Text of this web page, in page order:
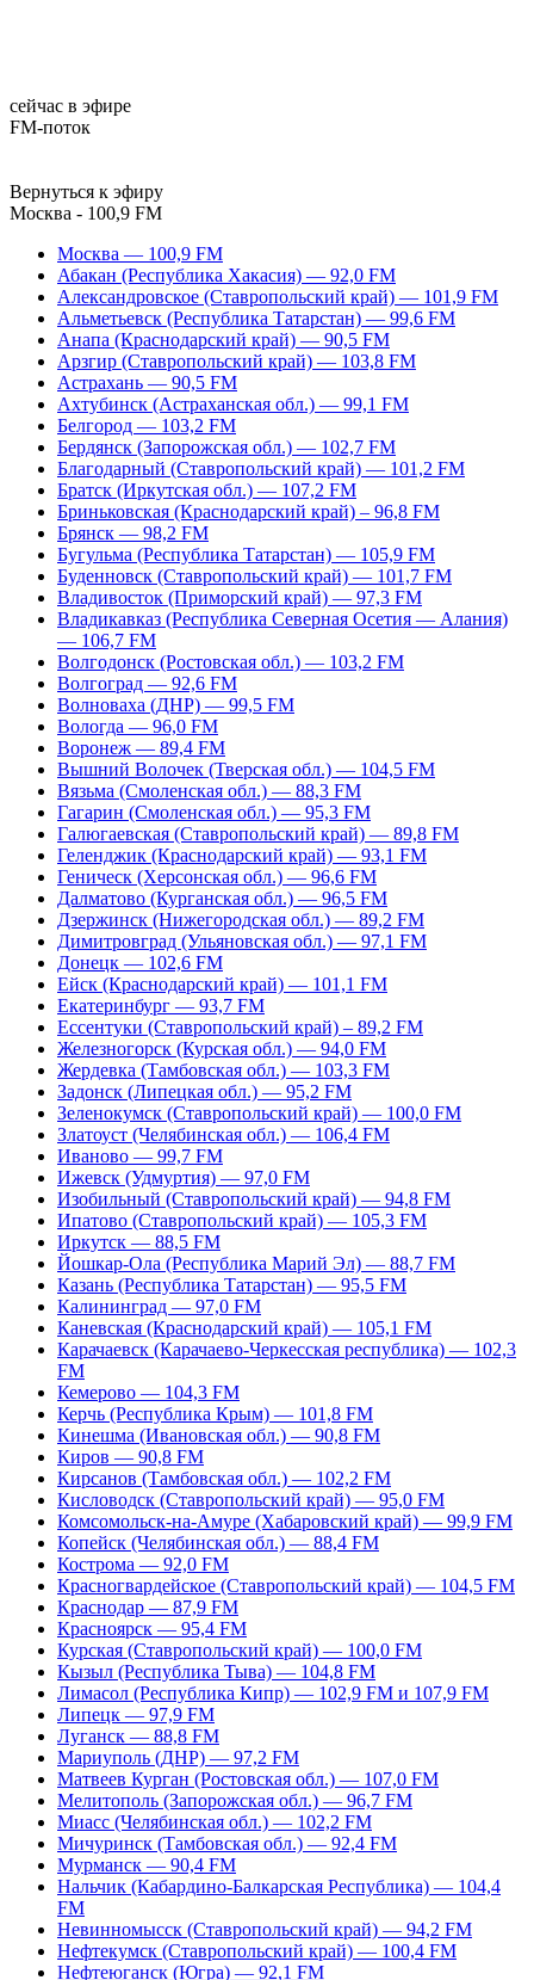
сейчас в эфире
FM-поток
Вернуться к эфиру
Москва - 100,9 FM
Москва — 100,9 FM
Абакан (Республика Хакасия) — 92,0 FM
Александровское (Ставропольский край) — 101,9 FM
Альметьевск (Республика Татарстан) — 99,6 FM
Анапа (Краснодарский край) — 90,5 FM
Арзгир (Ставропольский край) — 103,8 FM
Астрахань — 90,5 FM
Ахтубинск (Астраханская обл.) — 99,1 FM
Белгород — 103,2 FM
Бердянск (Запорожская обл.) — 102,7 FM
Благодарный (Ставропольский край) — 101,2 FM
Братск (Иркутская обл.) — 107,2 FM
Бриньковская (Краснодарский край) – 96,8 FM
Брянск — 98,2 FM
Бугульма (Республика Татарстан) — 105,9 FM
Буденновск (Ставропольский край) — 101,7 FM
Владивосток (Приморский край) — 97,3 FM
Владикавказ (Республика Северная Осетия — Алания)
— 106,7 FM
Волгодонск (Ростовская обл.) — 103,2 FM
Волгоград — 92,6 FM
Волноваха (ДНР) — 99,5 FM
Вологда — 96,0 FM
Воронеж — 89,4 FM
Вышний Волочек (Тверская обл.) — 104,5 FM
Вязьма (Смоленская обл.) — 88,3 FM
Гагарин (Смоленская обл.) — 95,3 FM
Галюгаевская (Ставропольский край) — 89,8 FM
Геленджик (Краснодарский край) — 93,1 FM
Геническ (Херсонская обл.) — 96,6 FM
Далматово (Курганская обл.) — 96,5 FM
Дзержинск (Нижегородская обл.) — 89,2 FM
Димитровград (Ульяновская обл.) — 97,1 FM
Донецк — 102,6 FM
Ейск (Краснодарский край) — 101,1 FM
Екатеринбург — 93,7 FM
Ессентуки (Ставропольский край) – 89,2 FM
Железногорск (Курская обл.) — 94,0 FM
Жердевка (Тамбовская обл.) — 103,3 FM
Задонск (Липецкая обл.) — 95,2 FM
Зеленокумск (Ставропольский край) — 100,0 FM
Златоуст (Челябинская обл.) — 106,4 FM
Иваново — 99,7 FM
Ижевск (Удмуртия) — 97,0 FM
Изобильный (Ставропольский край) — 94,8 FM
Ипатово (Ставропольский край) — 105,3 FM
Иркутск — 88,5 FM
Йошкар-Ола (Республика Марий Эл) — 88,7 FM
Казань (Республика Татарстан) — 95,5 FM
Калининград — 97,0 FM
Каневская (Краснодарский край) — 105,1 FM
Карачаевск (Карачаево-Черкесская республика) — 102,3
FM
Кемерово — 104,3 FM
Керчь (Республика Крым) — 101,8 FM
Кинешма (Ивановская обл.) — 90,8 FM
Киров — 90,8 FM
Кирсанов (Тамбовская обл.) — 102,2 FM
Кисловодск (Ставропольский край) — 95,0 FM
Комсомольск-на-Амуре (Хабаровский край) — 99,9 FM
Копейск (Челябинская обл.) — 88,4 FM
Кострома — 92,0 FM
Красногвардейское (Ставропольский край) — 104,5 FM
Краснодар — 87,9 FM
Красноярск — 95,4 FM
Курская (Ставропольский край) — 100,0 FM
Кызыл (Республика Тыва) — 104,8 FM
Лимасол (Республика Кипр) — 102,9 FM и 107,9 FM
Липецк — 97,9 FM
Луганск — 88,8 FM
Мариуполь (ДНР) — 97,2 FM
Матвеев Курган (Ростовская обл.) — 107,0 FM
Мелитополь (Запорожская обл.) — 96,7 FM
Миасс (Челябинская обл.) — 102,2 FM
Мичуринск (Тамбовская обл.) — 92,4 FM
Мурманск — 90,4 FM
Нальчик (Кабардино-Балкарская Республика) — 104,4
FM
Невинномысск (Ставропольский край) — 94,2 FM
Нефтекумск (Ставропольский край) — 100,4 FM
Нефтеюганск (Югра) — 92,1 FM